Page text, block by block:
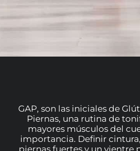
GAP, son las iniciales de
Piernas, una rutina de
mayores músculos del
importancia. Definir
piernas fuertes y un vientre